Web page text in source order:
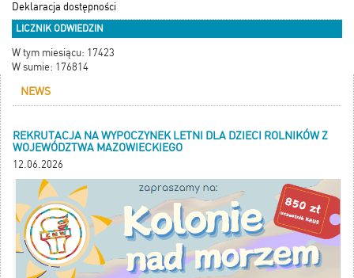
Deklaracja dostępności
LICZNIK ODWIEDZIN
W tym miesiącu: 17423
W sumie: 176814
NEWS
REKRUTACJA NA WYPOCZYNEK LETNI DLA DZIECI ROLNIKÓW Z
WOJEWÓDZTWA MAZOWIECKIEGO
12.06.2026